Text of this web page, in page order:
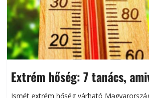
Extrém hőség: 7 tanács,
Ismét extrém hőség várható